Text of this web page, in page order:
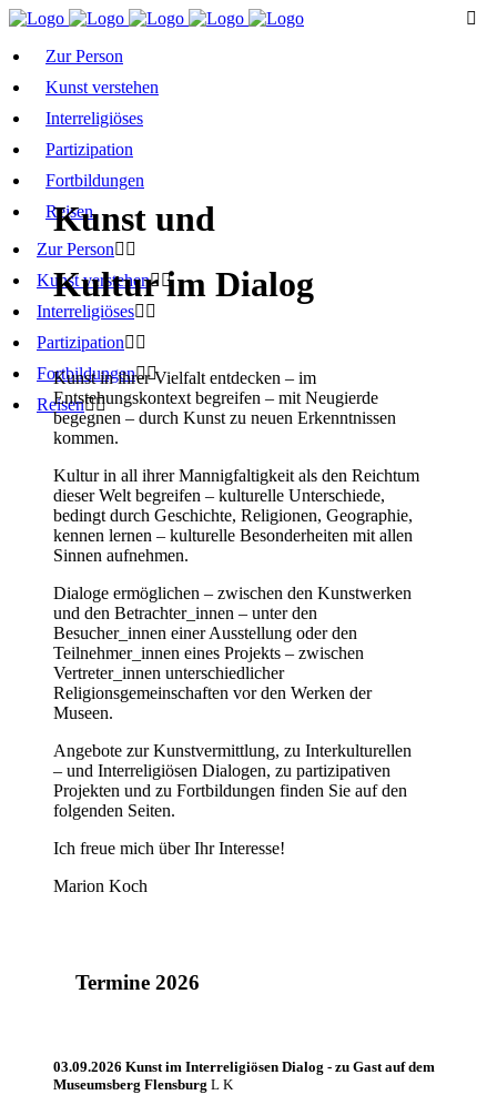
Zur Person
Kunst verstehen
Interreligiöses
Partizipation
Fortbildungen
Reisen
Zur Person
Kunst verstehen
Interreligiöses
Partizipation
Fortbildungen
Reisen
Kunst und
Kultur im Dialog
Kunst in ihrer Vielfalt entdecken – im
Entstehungskontext begreifen – mit Neugierde
begegnen – durch Kunst zu neuen Erkenntnissen
kommen.
Kultur in all ihrer Mannigfaltigkeit als den Reichtum
dieser Welt begreifen – kulturelle Unterschiede,
bedingt durch Geschichte, Religionen, Geographie,
kennen lernen – kulturelle Besonderheiten mit allen
Sinnen aufnehmen.
Dialoge ermöglichen – zwischen den Kunstwerken
und den Betrachter_innen – unter den
Besucher_innen einer Ausstellung oder den
Teilnehmer_innen eines Projekts – zwischen
Vertreter_innen unterschiedlicher
Religionsgemeinschaften vor den Werken der
Museen.
Angebote zur Kunstvermittlung, zu Interkulturellen
– und Interreligiösen Dialogen, zu partizipativen
Projekten und zu Fortbildungen finden Sie auf den
folgenden Seiten.
Ich freue mich über Ihr Interesse!
Marion Koch
Termine 2026
03.09.2026 Kunst im Interreligiösen Dialog - zu Gast auf dem
Museumsberg Flensburg